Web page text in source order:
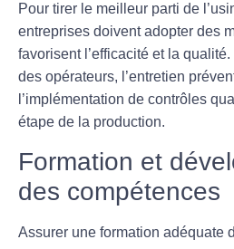
Pour tirer le meilleur parti de
entreprises doivent adopter des
favorisent l’efficacité et la
des opérateurs, l’entretien
l’implémentation de contrôles
étape de la production.
Formation et
des compétences
Assurer une formation adéquate